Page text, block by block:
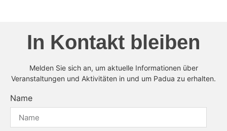
In Kontakt bleiben
Melden Sie sich an, um aktuelle Informationen über
Veranstaltungen und Aktivitäten in und um Padua zu erhalten.
Name